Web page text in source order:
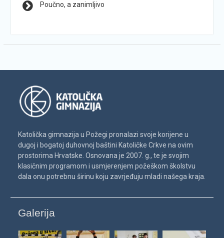
Poučno, a zanimljivo
Katolička gimnazija u Požegi pronalazi svoje korijene u
dugoj i bogatoj duhovnoj baštini Katoličke Crkve na ovim
prostorima Hrvatske. Osnovana je 2007. g., te je svojim
klasičnim programom i usmjerenjem požeškom školstvu
dala onu potrebnu širinu koju zavrjeđuju mladi našega kraja.
Galerija